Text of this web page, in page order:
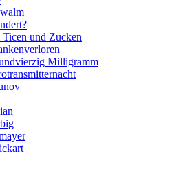
Ticen und Zucken
Milligramm